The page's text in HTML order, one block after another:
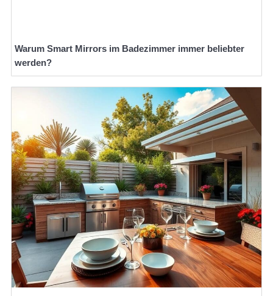
Warum Smart Mirrors im Badezimmer immer beliebter
werden?